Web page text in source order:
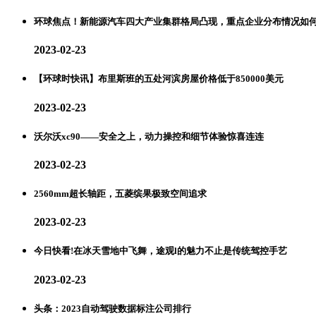
环球焦点！新能源汽车四大产业集群格局凸现，重点企业分布情况如
2023-02-23
【环球时快讯】布里斯班的五处河滨房屋价格低于850000美元
2023-02-23
沃尔沃xc90——安全之上，动力操控和细节体验惊喜连连
2023-02-23
2560mm超长轴距，五菱缤果极致空间追求
2023-02-23
今日快看!在冰天雪地中飞舞，途观l的魅力不止是传统驾控手艺
2023-02-23
头条：2023自动驾驶数据标注公司排行